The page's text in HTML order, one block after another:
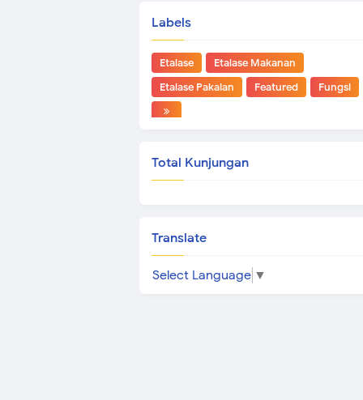
Labels
Etalase
Etalase Makanan
Etalase Pakaian
Featured Fungsi
Total Kunjungan
Translate
Select Language ▼